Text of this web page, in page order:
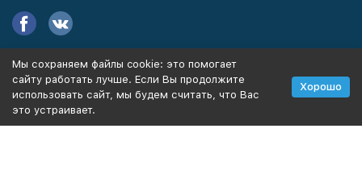
Информация
Политика персональных данных
Мы сохраняем файлы cookie: это помогает
сайту работать лучше. Если Вы продолжите
использовать сайт, мы будем считать, что Вас
это устраивает.
Хорошо